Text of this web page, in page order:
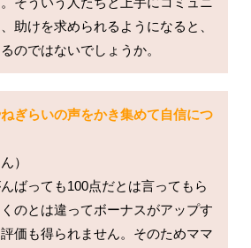
助けを求められるようになると、
ねぎらいの声をかき集めて自信につ
）
ばっても100点だとは言ってもら
のとは違ってボーナスがアップす
価も得られません。そのためママ